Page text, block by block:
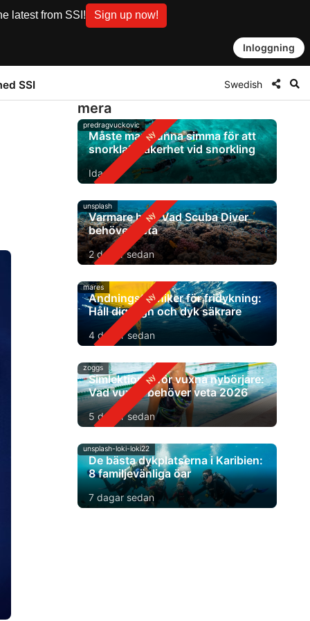
latest from SSI! Sign up now!
Inloggning
SSI Swedish
mera
predragvuckovic
Måste man kunna simma för att
snorkla? Säkerhet vid snorkling
Idag
unsplash
Varmare hav: Vad Scuba Diver
behöver veta
2 dagar sedan
mares
Andningstekniker för fridykning:
Håll dig lugn och dyk säkrare
4 dagar sedan
zoggs
Simlektioner för vuxna nybörjare:
Vad vuxna behöver veta 2026
5 dagar sedan
unsplash-loki-loki22
De bästa dykplatserna i Karibien:
8 familjevänliga öar
7 dagar sedan